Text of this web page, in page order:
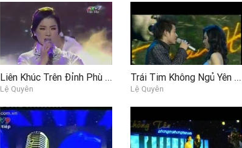
Liên Khúc Trên Đỉnh Phù Vân, Chiều Phủ Tây Hồ, Đêm Ả Đào
Lệ Quyên
Trái Tim Không Ngủ Yên (Live)
Lệ Quyên